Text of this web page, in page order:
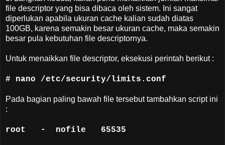
file descriptor yang bisa dibaca oleh sistem. Ini sangat
diperlukan apabila ukuran cache kalian sudah diatas
100GB, karena semakin besar ukuran cache, maka semakin
besar pula kebutuhan file descriptornya.
Untuk menaikkan file descriptor, eksekusi perintah berikut :
# nano /etc/security/limits.conf
Pada bagian paling bawah file tersebut tambahkan script ini
:
root - nofile 65535